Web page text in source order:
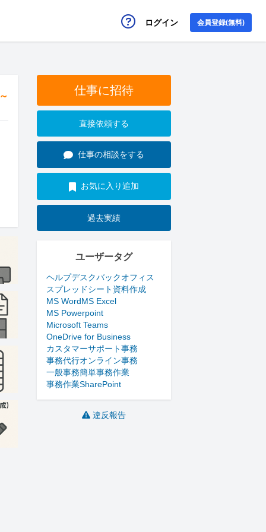
ログイン 会員登録(無料)
仕事に招待
直接依頼する
仕事の相談をする
お気に入り追加
過去実績
ユーザータグ
ヘルプデスクバックオフィス
スプレッドシート 資料作成
MS WordMS Excel
MS Powerpoint
Microsoft Teams
OneDrive for Business
カスタマーサポート事務
事務代行オンライン事務
一般事務簡単事務作業
事務作業SharePoint
違反報告